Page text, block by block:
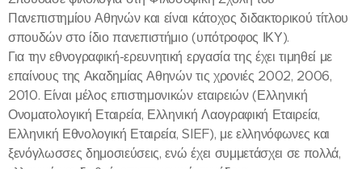
Πανεπιστημίου Αθηνών και είναι κάτοχος διδακτορικού τίτλου
σπουδών στο ίδιο πανεπιστήμιο (υπότροφος ΙΚΥ).
Για την εθνογραφική-ερευνητική εργασία της έχει τιμηθεί με
επαίνους της Ακαδημίας Αθηνών τις χρονιές 2002, 2006,
2010. Είναι μέλος επιστημονικών εταιρειών (Ελληνική
Ονοματολογική Εταιρεία, Ελληνική Λαογραφική Εταιρεία,
Ελληνική Εθνολογική Εταιρεία, SIEF), με ελληνόφωνες και
ξενόγλωσσες δημοσιεύσεις, ενώ έχει συμμετάσχει σε πολλά,